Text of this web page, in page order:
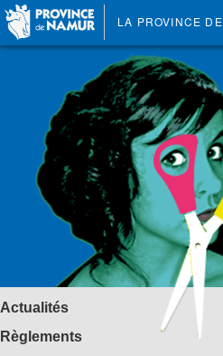
LA PROVINCE DE
Actualités
Règlements